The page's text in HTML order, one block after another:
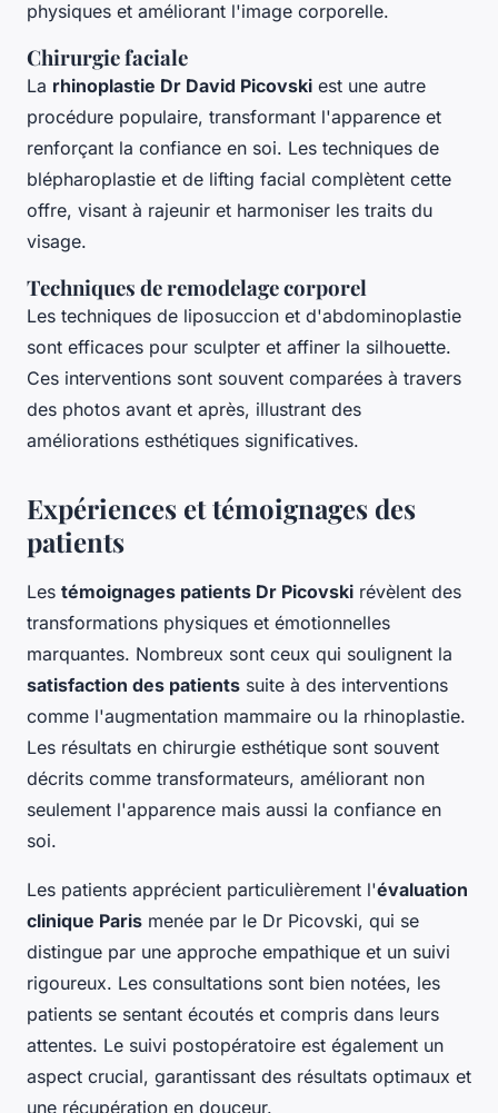
physiques et améliorant l'image corporelle.
Chirurgie faciale
La rhinoplastie Dr David Picovski est une autre
procédure populaire, transformant l'apparence et
renforçant la confiance en soi. Les techniques de
blépharoplastie et de lifting facial complètent cette
offre, visant à rajeunir et harmoniser les traits du
visage.
Techniques de remodelage corporel
Les techniques de liposuccion et d'abdominoplastie
sont efficaces pour sculpter et affiner la silhouette.
Ces interventions sont souvent comparées à travers
des photos avant et après, illustrant des
améliorations esthétiques significatives.
Expériences et témoignages des
patients
Les témoignages patients Dr Picovski révèlent des
transformations physiques et émotionnelles
marquantes. Nombreux sont ceux qui soulignent la
satisfaction des patients suite à des interventions
comme l'augmentation mammaire ou la rhinoplastie.
Les résultats en chirurgie esthétique sont souvent
décrits comme transformateurs, améliorant non
seulement l'apparence mais aussi la confiance en
soi.
Les patients apprécient particulièrement l'évaluation
clinique Paris menée par le Dr Picovski, qui se
distingue par une approche empathique et un suivi
rigoureux. Les consultations sont bien notées, les
patients se sentant écoutés et compris dans leurs
attentes. Le suivi postopératoire est également un
aspect crucial, garantissant des résultats optimaux et
une récupération en douceur.